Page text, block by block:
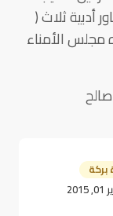
أدبية ثلاث (
مجلس الأمناء
بركة